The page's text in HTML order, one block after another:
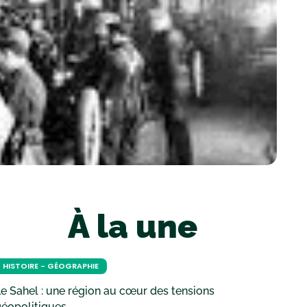
À la une
HISTOIRE - GÉOGRAPHIE
Sahel : une région au cœur des tensions